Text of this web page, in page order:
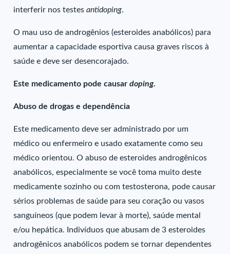
interferir nos testesantidoping.
O mau uso de androgênios (esteroides anabólicos) para
aumentar a capacidade esportiva causa graves riscos à
saúde e deve ser desencorajado.
Este medicamento pode causardoping.
Abuso de drogas e dependência
Este medicamento deve ser administrado por um
médico ou enfermeiro e usado exatamente como seu
médico orientou. O abuso de esteroides androgênicos
anabólicos, especialmente se você toma muito deste
medicamente sozinho ou com testosterona, pode causar
sérios problemas de saúde para seu coração ou vasos
sanguíneos (que podem levar à morte), saúde mental
e/ou hepática. Indivíduos que abusam de 3 esteroides
androgênicos anabólicos podem se tornar dependentes